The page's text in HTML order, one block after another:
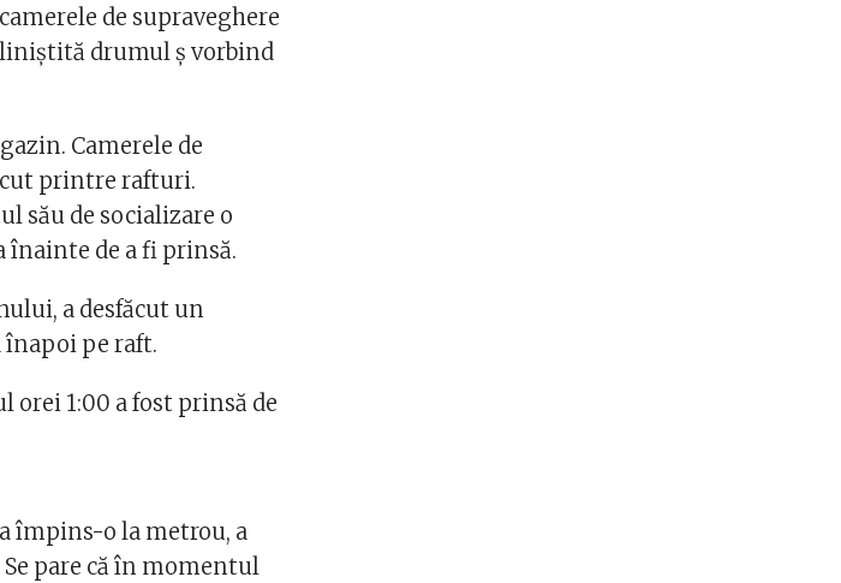
de supraveghere
drumul ș vorbind
Camerele de
printre rafturi.
său de socializare o
înainte de a fi prinsă.
a desfăcut un
înapoi pe raft.
1:00 a fost prinsă de
împins-o la metrou, a
pare că în momentul